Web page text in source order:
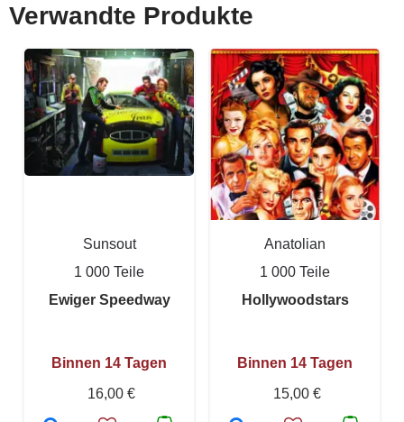
Verwandte Produkte
Sunsout
1 000 Teile
Ewiger Speedway
Binnen 14 Tagen
16,00 €
Anatolian
1 000 Teile
Hollywoodstars
Binnen 14 Tagen
15,00 €